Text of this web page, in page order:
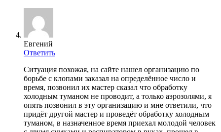
Евгений
Ответить
Ситуация похожая, на сайте нашел организацию по
борьбе с клопами заказал на определённое число и
время, позвонил их мастер сказал что обработку
холодным туманом не проводит, а только аэрозолями, я
опять позвонил в эту организацию и мне ответили, что
придёт другой мастер и проведёт обработку холодным
туманом, в назначенное время приехал молодой человек